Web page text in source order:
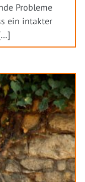
Probleme
ein intakter